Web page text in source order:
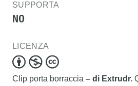
SUPPORTA
NO
LICENZA
Clip porta borraccia – di Extrudr.